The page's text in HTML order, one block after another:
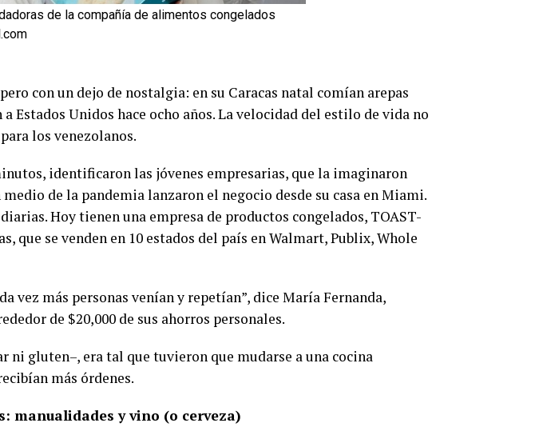
de la compañía de alimentos congelados
con un dejo de nostalgia: en su Caracas natal comían arepas
Estados Unidos hace ocho años. La velocidad del estilo de vida no
los venezolanos.
identificaron las jóvenes empresarias, que la imaginaron
de la pandemia lanzaron el negocio desde su casa en Miami.
Hoy tienen una empresa de productos congelados, TOAST-
que se venden en 10 estados del país en Walmart, Publix, Whole
vez más personas venían y repetían”, dice María Fernanda,
de $20,000 de sus ahorros personales.
ni gluten–, era tal que tuvieron que mudarse a una cocina
más órdenes.
manualidades y vino (o cerveza)